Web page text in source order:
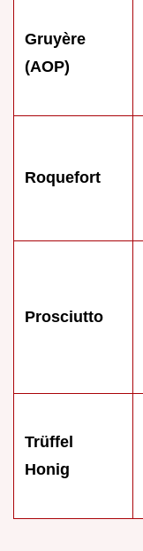
Gruyère
(AOP)
Roquefort
Prosciutto
Trüffel
Honig